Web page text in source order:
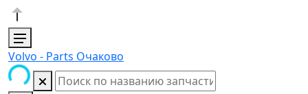
Volvo - Parts Очаково